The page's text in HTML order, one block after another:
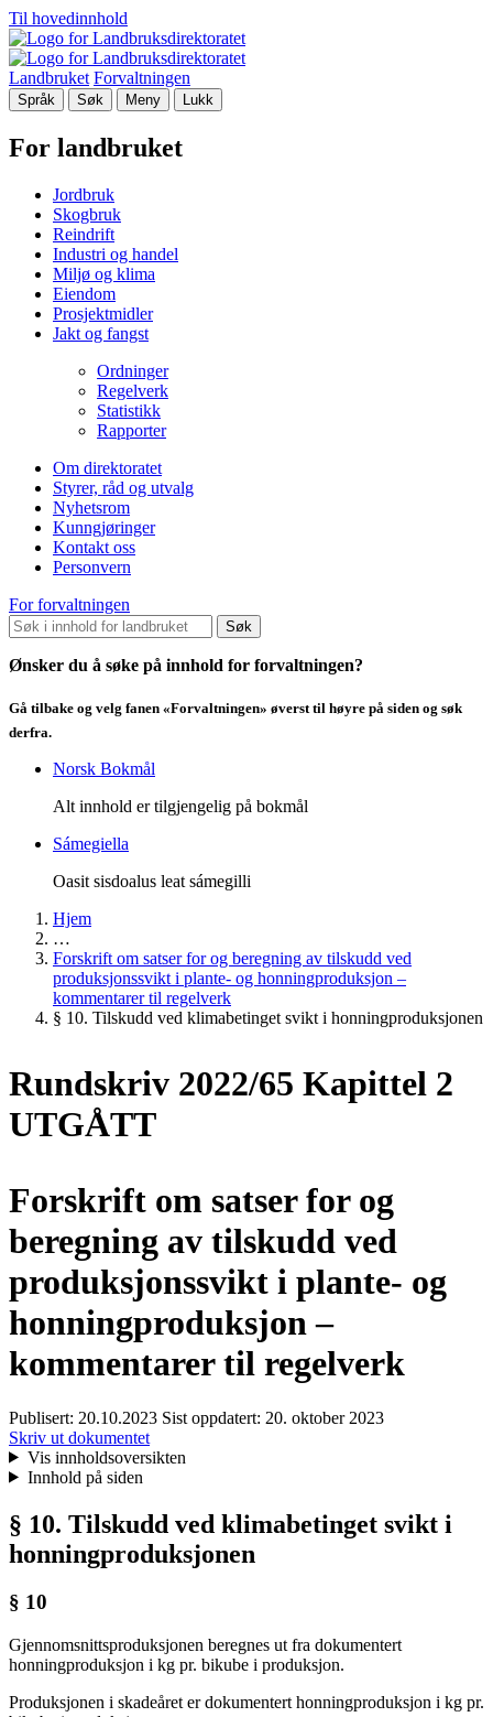
Til hovedinnhold
Landbruket Forvaltningen
Språk Søk Meny Lukk
For landbruket
Jordbruk
Skogbruk
Reindrift
Industri og handel
Miljø og klima
Eiendom
Prosjektmidler
Jakt og fangst
Ordninger
Regelverk
Statistikk
Rapporter
Om direktoratet
Styrer, råd og utvalg
Nyhetsrom
Kunngjøringer
Kontakt oss
Personvern
For forvaltningen
Søk
Ønsker du å søke på innhold for forvaltningen?
Gå tilbake og velg fanen «Forvaltningen» øverst til høyre på siden og søk
derfra.
Norsk Bokmål
Alt innhold er tilgjengelig på bokmål
Sámegiella
Oasit sisdoalus leat sámegilli
Hjem
…
Forskrift om satser for og beregning av tilskudd ved
produksjonssvikt i plante- og honningproduksjon –
kommentarer til regelverk
§ 10. Tilskudd ved klimabetinget svikt i honningproduksjonen
Rundskriv 2022/65 Kapittel 2
UTGÅTT
Forskrift om satser for og
beregning av tilskudd ved
produksjonssvikt i plante- og
honningproduksjon –
kommentarer til regelverk
Publisert: 20.10.2023 Sist oppdatert: 20. oktober 2023
Skriv ut dokumentet
Vis innholdsoversikten
Innhold på siden
§ 10. Tilskudd ved klimabetinget svikt i
honningproduksjonen
§ 10
Gjennomsnittsproduksjonen beregnes ut fra dokumentert
honningproduksjon i kg pr. bikube i produksjon.
Produksjonen i skadeåret er dokumentert honningproduksjon i kg pr.